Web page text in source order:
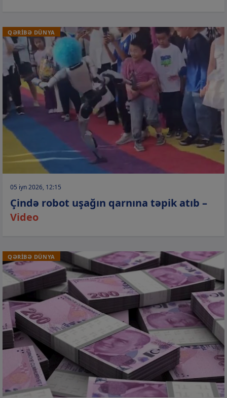
QƏRİBƏ DÜNYA
05 iyn 2026, 12:15
Çində robot uşağın qarnına təpik atıb –
Video
QƏRİBƏ DÜNYA